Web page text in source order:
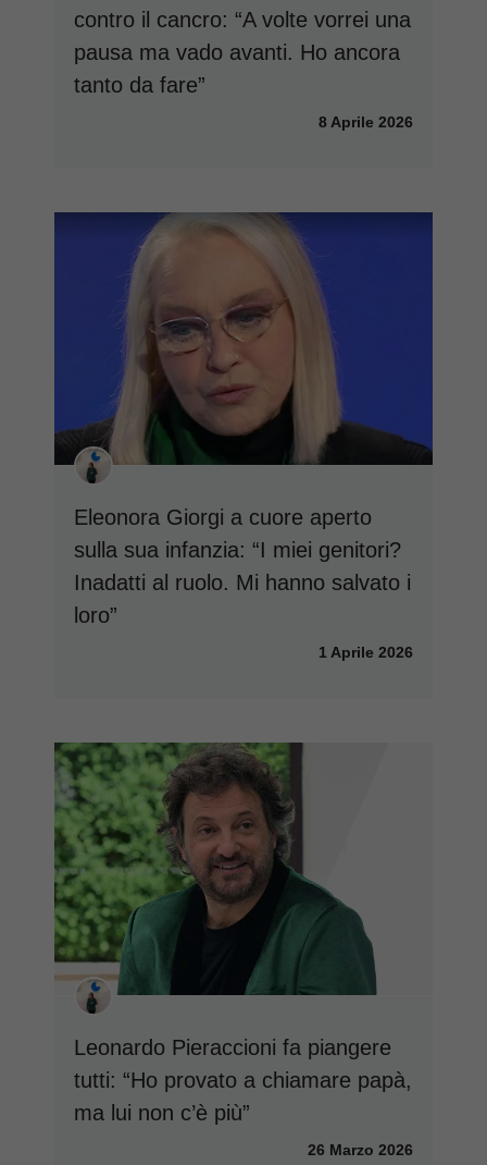
contro il cancro: “A volte vorrei una
pausa ma vado avanti. Ho ancora
tanto da fare”
8 Aprile 2026
Eleonora Giorgi a cuore aperto
sulla sua infanzia: “I miei genitori?
Inadatti al ruolo. Mi hanno salvato i
loro”
1 Aprile 2026
Leonardo Pieraccioni fa piangere
tutti: “Ho provato a chiamare papà,
ma lui non c’è più”
26 Marzo 2026